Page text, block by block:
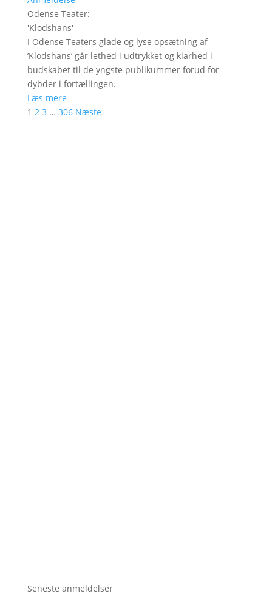
Odense Teater:
'Klodshans'
I Odense Teaters glade og lyse opsætning af
’Klodshans’ går lethed i udtrykket og klarhed i
budskabet til de yngste publikummer forud for
dybder i fortællingen.
Læs mere
1 2 3 … 306 Næste
Seneste anmeldelser